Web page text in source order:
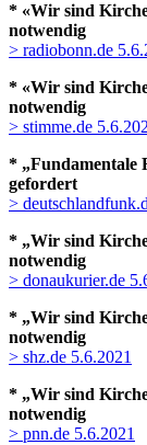
* «Wir sind
notwendig
> radiobonn.de
* «Wir sind
notwendig
> stimme.de
* „Fundamentale
gefordert
>
* „Wir sind
notwendig
> donaukurier.de
* „Wir sind
notwendig
> shz.de 5.6.2021
* „Wir sind
notwendig
> pnn.de 5.6.2021